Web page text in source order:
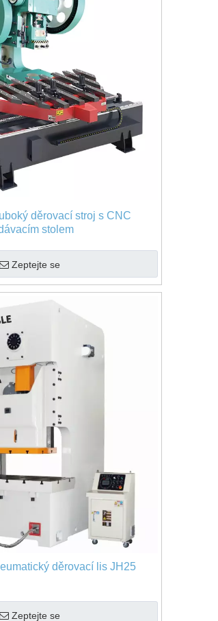
děrovací stroj s CNC
stolem
Zeptejte se
děrovací lis JH25
Zeptejte se